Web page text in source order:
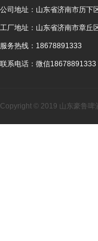
公司地址： 山东省济南市历下
工厂地址： 山东省济南市章丘
服务热线： 18678891333
联系电话： 微信18678891333
Copyright © 2019 山东豪鲁啤